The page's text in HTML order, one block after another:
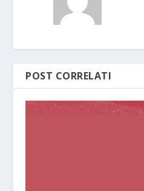
POST CORRELATI